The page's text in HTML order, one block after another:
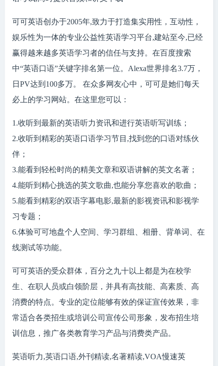
可可英语创办于2005年,致力于打造集实用性，互动性，
娱乐性为一体的专业公益性英语学习平台,建站至今,已经
赢得越来越多英语学习者的信任与支持。在百度搜索
中“英语口语”关键字排名第一位。Alexa世界排名3.7万，
日PV达到100多万。 在众多网友心中，可可是她们每天
必上的学习网站。在这里您可以：
1.收听到最新的英语听力资讯和进行英语听写训练；
2.收听到精彩的英语口语学习节目,找到您的口语对练伙
伴；
3.能看到轻松时尚的精美文章和双语讲解的英文名著；
4.能听到精心挑选的英文歌曲,也能分享您喜欢的歌曲；
5.能看到精彩的双语字幕电影,最新的影视资讯和影视学
习专题；
6.体验可可地盘个人空间、学习群组、相册、背单词、在
线测试等功能。
可可英语的受众群体，百分之九十以上都是为在校学
生、在职人员或白领阶层，并具有高技能、高素质、高
消费的特点。专业的定位能够有效的保证宣传效果，非
常适合各类招生或培训公司宣传公司形象，发布招生培
训信息，推广各类教育学习产品与消费类产品。
英语听力,英语口语,外刊精读,名著精读,VOA慢速英